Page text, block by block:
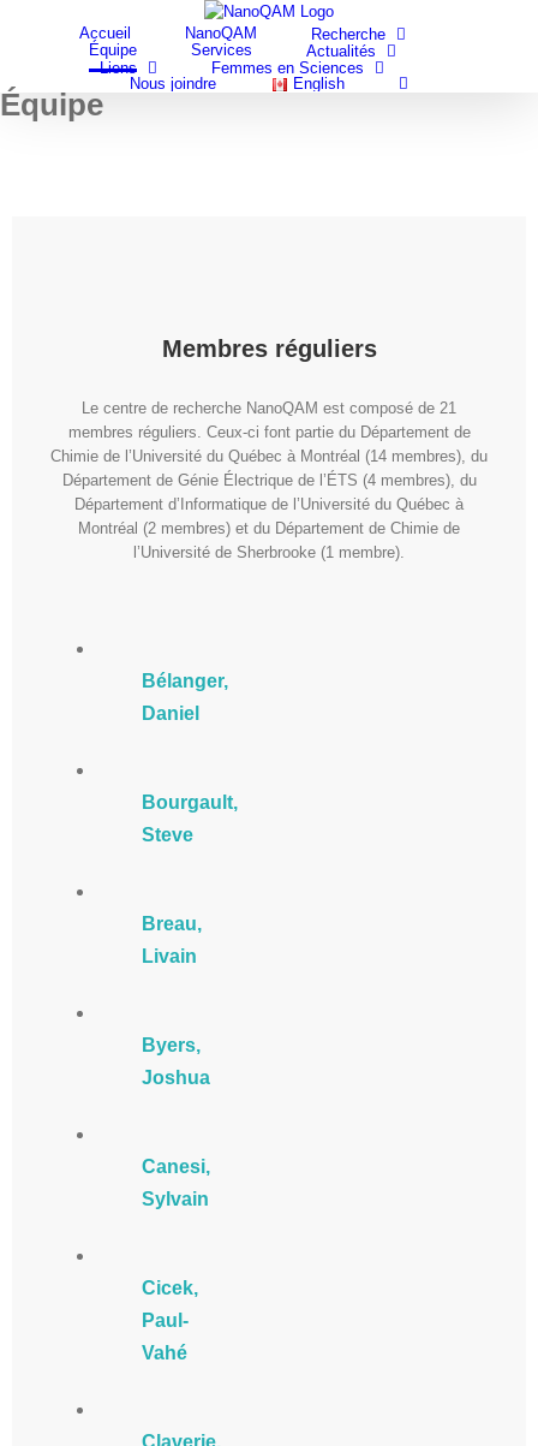
Accueil NanoQAM
Recherche
Équipe
Services
Actualités
Liens
Femmes en Sciences
Nous joindre
English
Équipe
Membres réguliers
Le centre de recherche NanoQAM est composé de 21
membres réguliers. Ceux-ci font partie du Département de
Chimie de l’Université du Québec à Montréal (14 membres), du
Département de Génie Électrique de l’ÉTS (4 membres), du
Département d’Informatique de l’Université du Québec à
Montréal (2 membres) et du Département de Chimie de
l’Université de Sherbrooke (1 membre).
Bélanger,
Daniel
Bourgault,
Steve
Breau,
Livain
Byers,
Joshua
Canesi,
Sylvain
Cicek,
Paul-
Vahé